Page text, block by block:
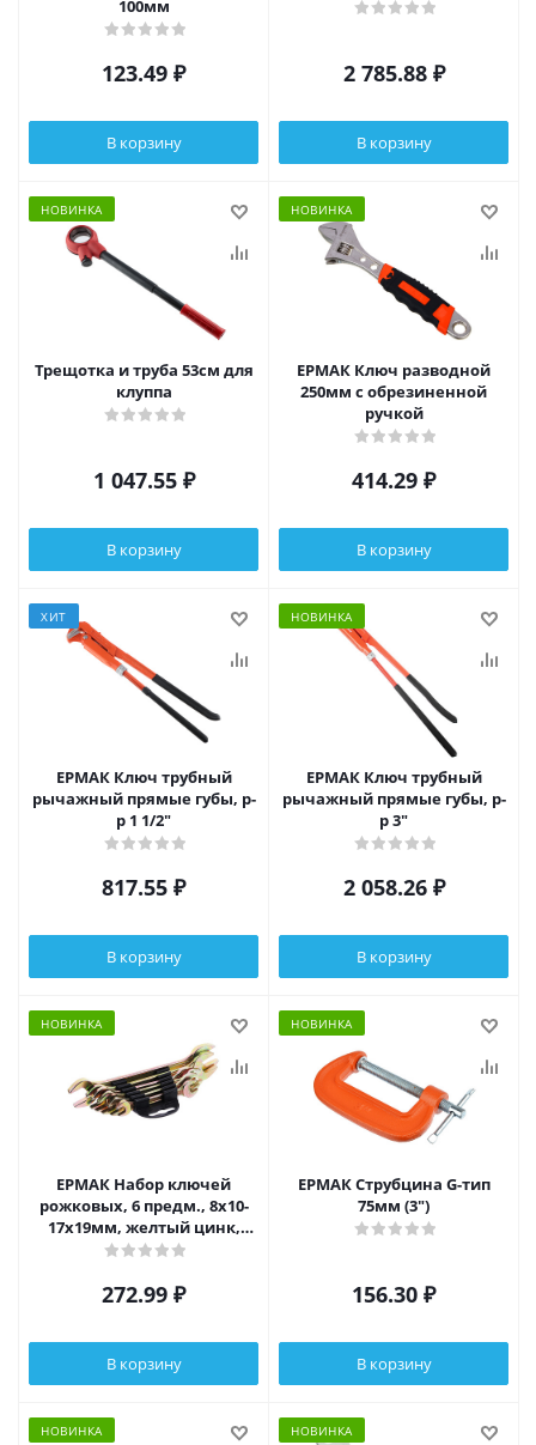
100мм
123.49 ₽
В корзину
2 785.88₽
В корзину
НОВИНКА
Трещотка и труба 53см для
клуппа
1 047.55₽
В корзину
НОВИНКА
ЕРМАК Ключ разводной
250мм с обрезиненной
ручкой
414.29 ₽
В корзину
ХИТ
ЕРМАК Ключ трубный
рычажный прямые губы, р-
р 1 1/2"
817.55 ₽
В корзину
НОВИНКА
ЕРМАК Ключ трубный
рычажный прямые губы, р-
р 3"
2 058.26₽
В корзину
НОВИНКА
ЕРМАК Набор ключей
рожковых, 6 предм., 8x10-
17x19мм, желтый цинк,
пластик холдер
272.99 ₽
В корзину
НОВИНКА
ЕРМАК Струбцина G-тип
75мм (3")
156.30 ₽
В корзину
НОВИНКА НОВИНКА